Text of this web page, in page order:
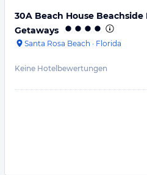
30A Beach House
Getaways
Santa Rosa Beach · Florida
Keine Hotelbewertungen